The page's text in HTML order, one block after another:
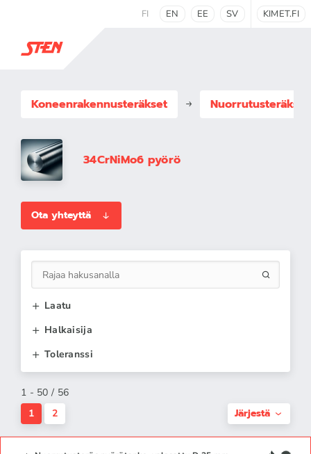
FI EN EE SV KIMET.FI
Koneenrakennus­teräkset Nuorrutusteräkset
34CrNiMo6 pyörö
Ota yhteyttä
Laatu
Halkaisija
Toleranssi
1 - 50 / 56
1
2 Järjestä